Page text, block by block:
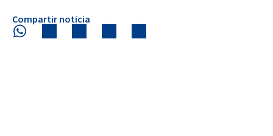
Compartir noticia